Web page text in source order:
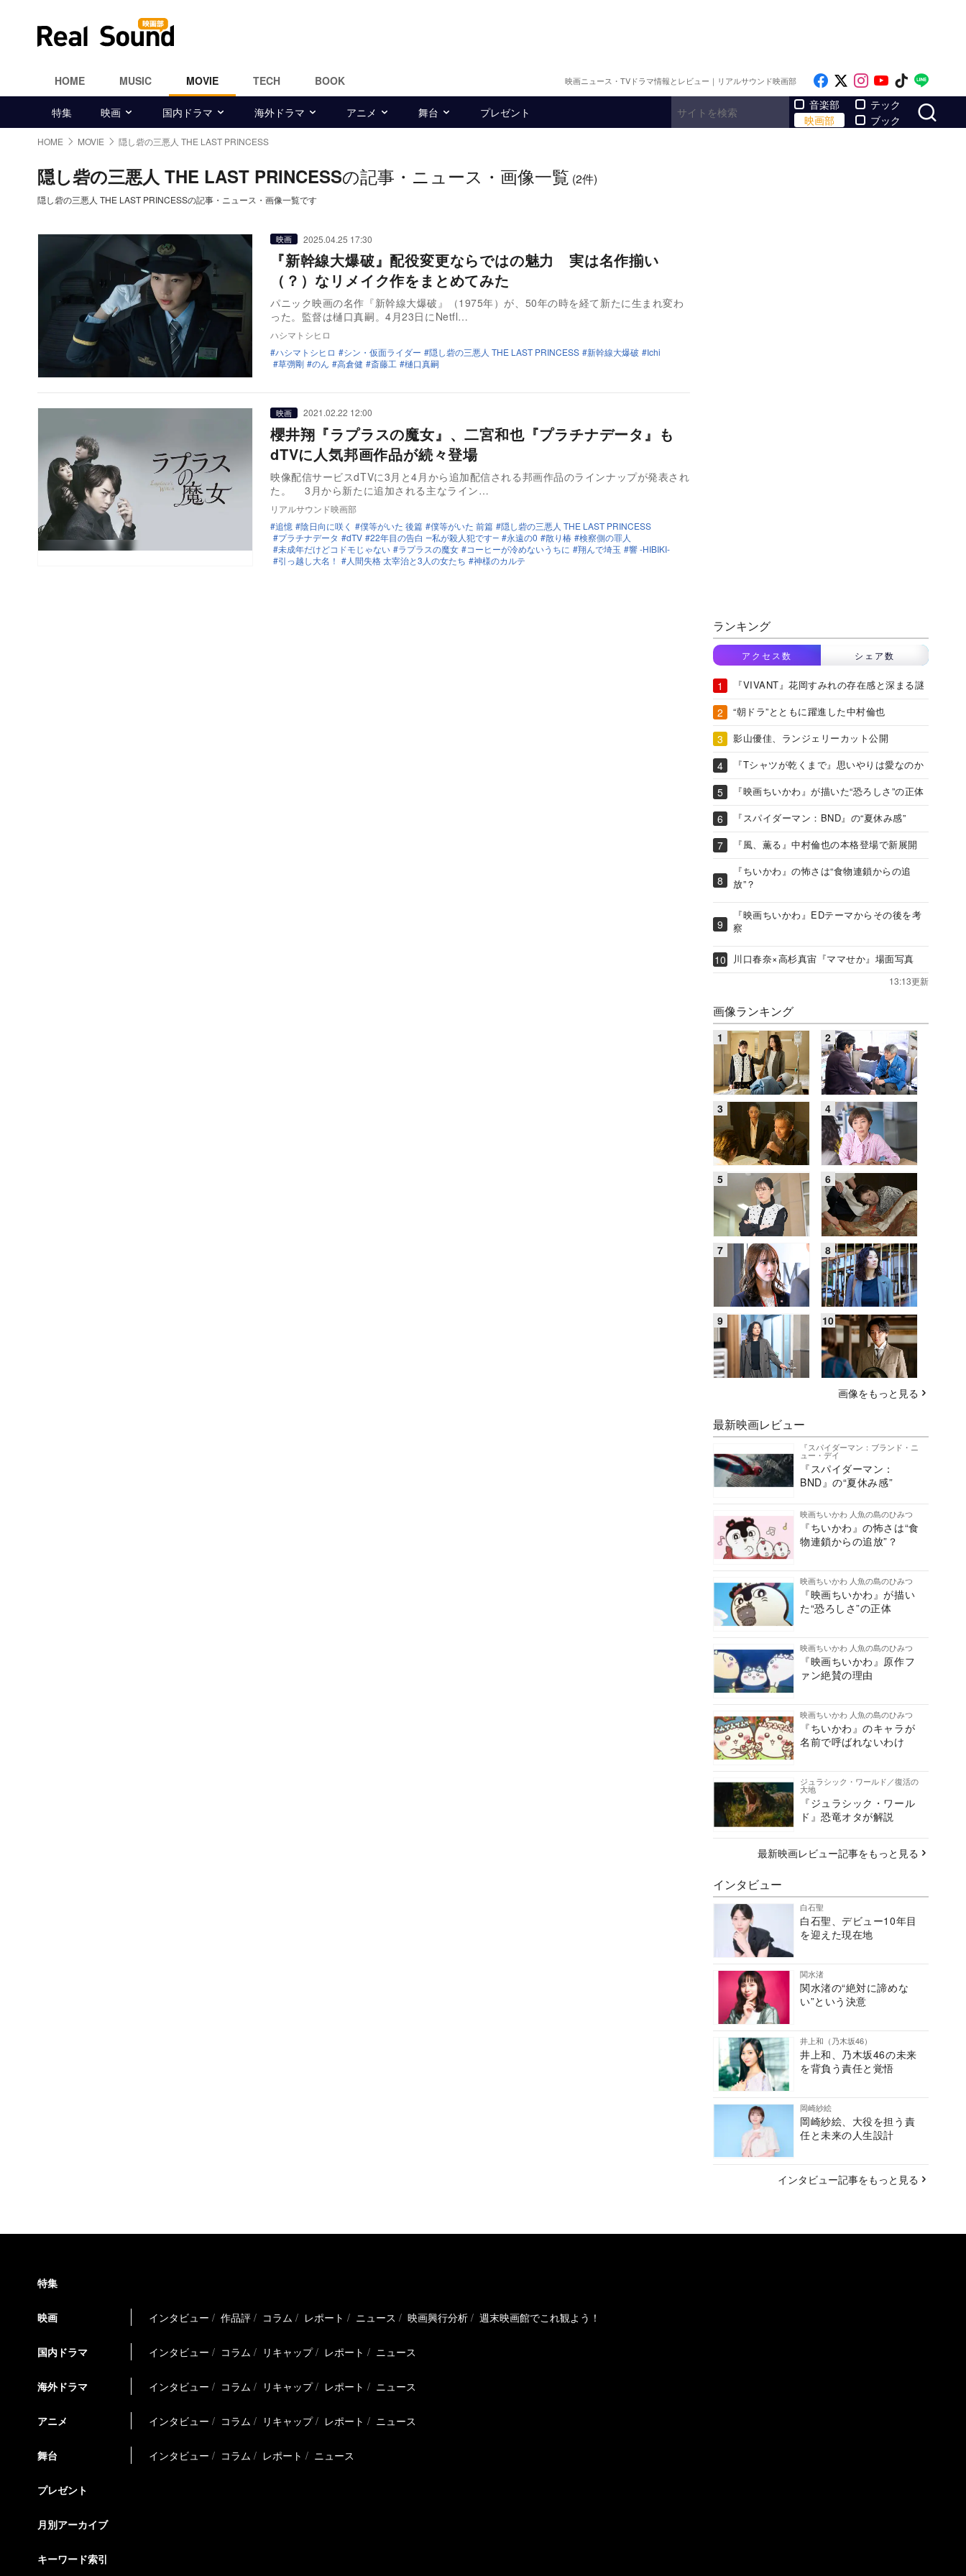
HOME MUSIC MOVIE TECH BOOK 映画ニュース・TVドラマ情報とレビュー｜リアルサウンド映画部 Like on Facebook
Follow on x
Follow on
Follow on
Follow
特集 映画 国内ドラマ 海外ドラマ アニメ 舞台 プレゼント
音楽部
映画部
テック
ブック
HOME MOVIE 隠し砦の三悪人 THE LAST PRINCESS
隠し砦の三悪人 THE LAST PRINCESSの記事・ニュース・画像一覧 (2件)
隠し砦の三悪人 THE LAST PRINCESSの記事・ニュース・画像一覧です
映画 2025.04.25 17:30
『新幹線大爆破』配役変更ならではの魅力 実は名作揃い
（？）なリメイク作をまとめてみた
パニック映画の名作『新幹線大爆破』（1975年）が、50年の時を経て新たに生まれ変わ
った。監督は樋口真嗣。4月23日にNetfl…
ハシマトシヒロ
ハシマトシヒロ
シン・仮面ライダー 隠し砦の三悪人 THE LAST PRINCESS 新幹線大爆破
Ichi
草彅剛
のん 高倉健 斎藤工 樋口真嗣
映画 2021.02.22 12:00
櫻井翔『ラプラスの魔女』、二宮和也『プラチナデータ』も
dTVに人気邦画作品が続々登場
映像配信サービスdTVに3月と4月から追加配信される邦画作品のラインナップが発表され
た。 3月から新たに追加される主なライン…
リアルサウンド映画部
追憶
陰日向に咲く 僕等がいた 後篇 僕等がいた 前篇
隠し砦の三悪人 THE LAST PRINCESS
プラチナデータ
dTV 22年目の告白 ―私が殺人犯です― 永遠の0 散り椿
検察側の罪人
未成年だけどコドモじゃない
ラプラスの魔女 コーヒーが冷めないうちに 翔んで埼玉
響 -HIBIKI-
引っ越し大名！
人間失格 太宰治と3人の女たち 神様のカルテ
ランキング
アクセス数 シェア数
『VIVANT』花岡すみれの存在感と深まる謎
“朝ドラ”とともに躍進した中村倫也
影山優佳、ランジェリーカット公開
『Tシャツが乾くまで』思いやりは愛なのか
『映画ちいかわ』が描いた“恐ろしさ”の正体
『スパイダーマン：BND』の“夏休み感”
『風、薫る』中村倫也の本格登場で新展開
『ちいかわ』の怖さは“食物連鎖からの追
放”？
『映画ちいかわ』EDテーマからその後を考
察
川口春奈×高杉真宙『ママせか』場面写真
13:13更新
画像ランキング
画像をもっと見る
最新映画レビュー
『スパイダーマン：ブランド・ニ
ュー・デイ
『スパイダーマン：
BND』の“夏休み感”
映画ちいかわ 人魚の島のひみつ
『ちいかわ』の怖さは“食
物連鎖からの追放”？
映画ちいかわ 人魚の島のひみつ
『映画ちいかわ』が描い
た“恐ろしさ”の正体
映画ちいかわ 人魚の島のひみつ
『映画ちいかわ』原作フ
ァン絶賛の理由
映画ちいかわ 人魚の島のひみつ
『ちいかわ』のキャラが
名前で呼ばれないわけ
ジュラシック・ワールド／復活の
大地
『ジュラシック・ワール
ド』恐竜オタが解説
最新映画レビュー記事をもっと見る
インタビュー
白石聖
白石聖、デビュー10年目
を迎えた現在地
関水渚
関水渚の“絶対に諦めな
い”という決意
井上和（乃木坂46）
井上和、乃木坂46の未来
を背負う責任と覚悟
岡崎紗絵
岡崎紗絵、大役を担う責
任と未来の人生設計
インタビュー記事をもっと見る
特集
映画 インタビュー 作品評 コラム レポート ニュース 映画興行分析 週末映画館でこれ観よう！
国内ドラマ インタビュー コラム リキャップ レポート ニュース
海外ドラマ インタビュー コラム リキャップ レポート ニュース
アニメ インタビュー コラム リキャップ レポート ニュース
舞台 インタビュー コラム レポート ニュース
プレゼント
月別アーカイブ
キーワード索引